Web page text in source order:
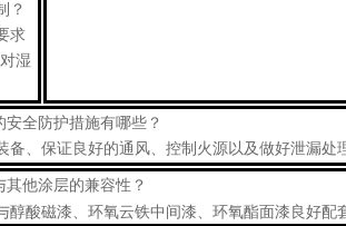
？
求
湿
安全防护措施有哪些？
备、保证良好的通风、控制火源以及做好泄漏处
其他涂层的兼容性？
醇酸磁漆、环氧云铁中间漆、环氧酯面漆良好配